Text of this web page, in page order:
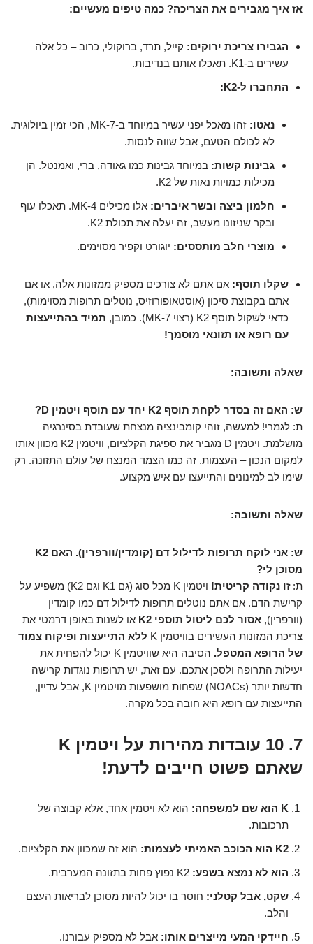
אז איך מגבירים את הצריכה? כמה טיפים מעשיים:
הגבירו צריכת ירוקים: קייל, תרד, ברוקולי, כרוב – כל אלה
עשירים ב-K1. תאכלו אותם בנדיבות.
התחברו ל-K2:
נאטו:
זהו מאכל יפני עשיר במיוחד ב-MK-7, הכי זמין ביולוגית.
לא לכולם הטעם, אבל שווה לנסות.
גבינות קשות: במיוחד גבינות כמו גאודה, ברי, ואמנטל. הן
מכילות כמויות נאות של K2.
חלמון ביצה ובשר איברים:
אלו מכילים MK-4. תאכלו עוף
ובקר שניזונו מעשב, זה יעלה את תכולת K2.
מוצרי חלב מותססים: יוגורט וקפיר מסוימים.
שקלו תוסף: אם אתם לא צורכים מספיק ממזונות אלה, או אם
אתם בקבוצת סיכון (אוסטאופורוזיס, נוטלים תרופות מסוימות),
כדאי לשקול תוסף K2 (רצוי MK-7). כמובן,
תמיד בהתייעצות
עם רופא או תזונאי מוסמך!
שאלה ותשובה:
ש: האם זה בסדר לקחת תוסף K2 יחד עם תוסף ויטמין D?
ת: לגמרי! למעשה, זוהי קומבינציה מנצחת שעובדת בסינרגיה
מושלמת. ויטמין D מגביר את ספיגת הקלציום, וויטמין K2 מכוון אותו
למקום הנכון – העצמות. זה כמו הצמד המנצח של עולם התזונה. רק
שימו לב למינונים והתייעצו עם איש מקצוע.
שאלה ותשובה:
ש: אני לוקח תרופות לדילול דם (קומדין/וורפרין). האם K2
מסוכן לי?
ת:זו נקודה קריטית!
ויטמין K מכל סוג (גם K1 וגם K2) משפיע על
קרישת הדם. אם אתם נוטלים תרופות לדילול דם כמו קומדין
(וורפרין), אסור לכם ליטול תוספי K2
או לשנות באופן דרמטי את
צריכת המזונות העשירים בוויטמין K
ללא התייעצות ופיקוח צמוד
של הרופא המטפל.
הסיבה היא שוויטמין K יכול להפחית את
יעילות התרופה ולסכן אתכם. עם זאת, יש תרופות נוגדות קרישה
חדשות יותר (NOACs) שפחות מושפעות מויטמין K, אבל עדיין,
התייעצות עם רופא היא חובה בכל מקרה.
7. 10 עובדות מהירות על ויטמין K
שאתם פשוט חייבים לדעת!
K הוא שם למשפחה:
הוא לא ויטמין אחד, אלא קבוצה של
תרכובות.
K2 הוא הכוכב האמיתי לעצמות:
הוא זה שמכוון את הקלציום.
הוא לא נמצא בשפע:
שקט, אבל קטלני: חוסר בו יכול להיות מסוכן לבריאות העצם
והלב.
חיידקי המעי מייצרים אותו: אבל לא מספיק עבורנו.